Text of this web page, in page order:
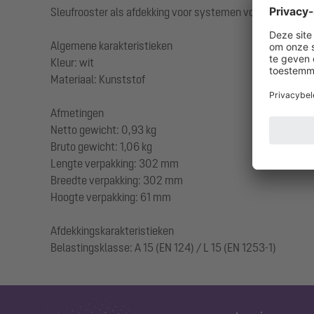
Sleufrooster als afdekking voor systemen voor
Algemene karakteristieken
Kleur: wit
Materiaal: Kunststof
Afmetingen
Netto gewicht: 0,93 kg
Bruto gewicht: 1,06 kg
Lengte verpakking: 302 mm
Breedte verpakking: 302 mm
Hoogte verpakking: 61 mm
Afdekkingskarakteristieken